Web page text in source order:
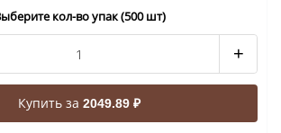
кол-во упак (500 шт)
+
Купить за 2049.89 ₽